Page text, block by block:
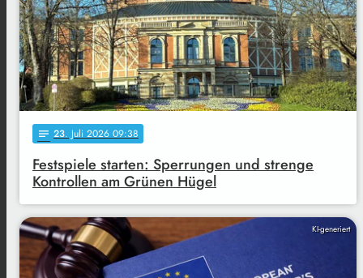
notes 23. Juli 2026 09:38
Festspiele starten: Sperrungen und strenge
Kontrollen am Grünen Hügel
KI-generiert